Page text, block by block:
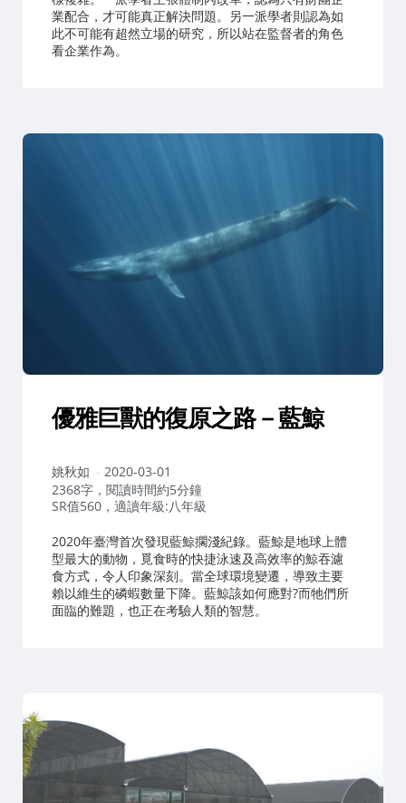
業配合，才可能真正解決問題。另一派學者則認為如
此不可能有超然立場的研究，所以站在監督者的角色
看企業作為。
優雅巨獸的復原之路－藍鯨
作
者：
姚秋如
2020-03-01
2368字，閱讀時間約5分鐘
SR值560，適讀年級:八年級
2020年臺灣首次發現藍鯨擱淺紀錄。藍鯨是地球上體
型最大的動物，覓食時的快捷泳速及高效率的鯨吞濾
食方式，令人印象深刻。當全球環境變遷，導致主要
賴以維生的磷蝦數量下降。藍鯨該如何應對?而牠們所
面臨的難題，也正在考驗人類的智慧。